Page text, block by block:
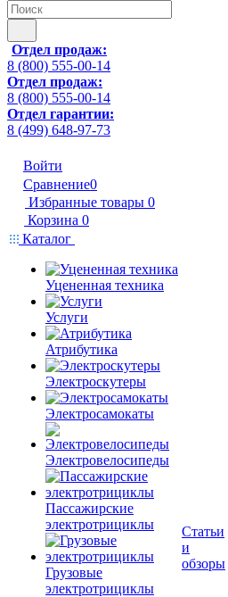
Отдел продаж:
8 (800) 555-00-14
Отдел продаж:
8 (800) 555-00-14
Отдел гарантии:
8 (499) 648-97-73
Войти
Сравнение0
Избранные товары 0
Корзина 0
Каталог
Уцененная техника
Услуги
Атрибутика
Электроскутеры
Электросамокаты
Электровелосипеды
Пассажирские
электротрициклы
Грузовые
электротрициклы
Статьи
и
обзоры